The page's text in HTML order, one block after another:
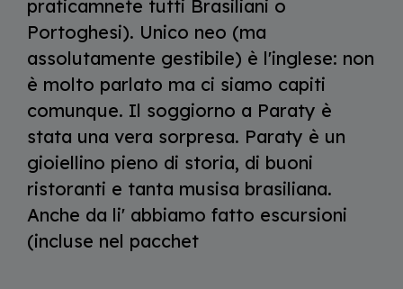
praticamnete tutti Brasiliani o
Portoghesi). Unico neo (ma
assolutamente gestibile) è l'inglese: non
è molto parlato ma ci siamo capiti
comunque. Il soggiorno a Paraty è
stata una vera sorpresa. Paraty è un
gioiellino pieno di storia, di buoni
ristoranti e tanta musisa brasiliana.
Anche da li' abbiamo fatto escursioni
(incluse nel pacchet